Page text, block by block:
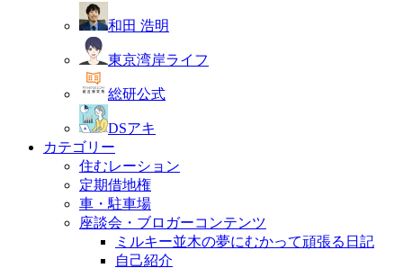
和田 浩明
東京湾岸ライフ
総研公式
DSアキ
カテゴリー
住むレーション
定期借地権
車・駐車場
座談会・ブロガーコンテンツ
ミルキー並木の夢にむかって頑張る日記
自己紹介